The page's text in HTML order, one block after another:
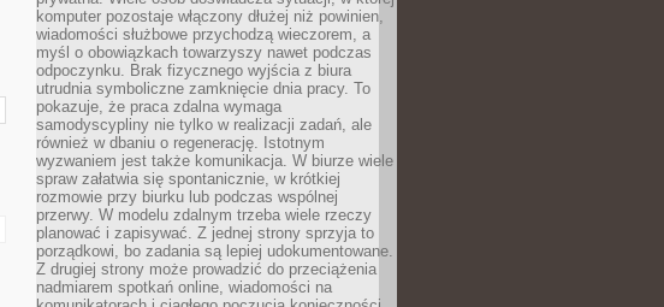
komputer pozostaje włączony dłużej niż powinien,
wiadomości służbowe przychodzą wieczorem, a
myśl o obowiązkach towarzyszy nawet podczas
odpoczynku. Brak fizycznego wyjścia z biura
utrudnia symboliczne zamknięcie dnia pracy. To
pokazuje, że praca zdalna wymaga
samodyscypliny nie tylko w realizacji zadań, ale
również w dbaniu o regenerację. Istotnym
wyzwaniem jest także komunikacja. W biurze wiele
spraw załatwia się spontanicznie, w krótkiej
rozmowie przy biurku lub podczas wspólnej
przerwy. W modelu zdalnym trzeba wiele rzeczy
planować i zapisywać. Z jednej strony sprzyja to
porządkowi, bo zadania są lepiej udokumentowane.
Z drugiej strony może prowadzić do przeciążenia
nadmiarem spotkań online, wiadomości na